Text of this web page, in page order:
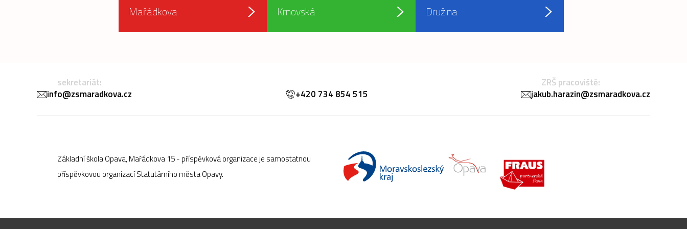
Mařádkova Krnovská Družina
sekretariát:
info@zsmaradkova.cz
+420 734 854 515
ZRŠ pracoviště:
jakub.harazin@zsmaradkova.cz
Základní škola Opava, Mařádkova 15 - příspěvková organizace je samostatnou
příspěvkovou organizací Statutárního města Opavy.